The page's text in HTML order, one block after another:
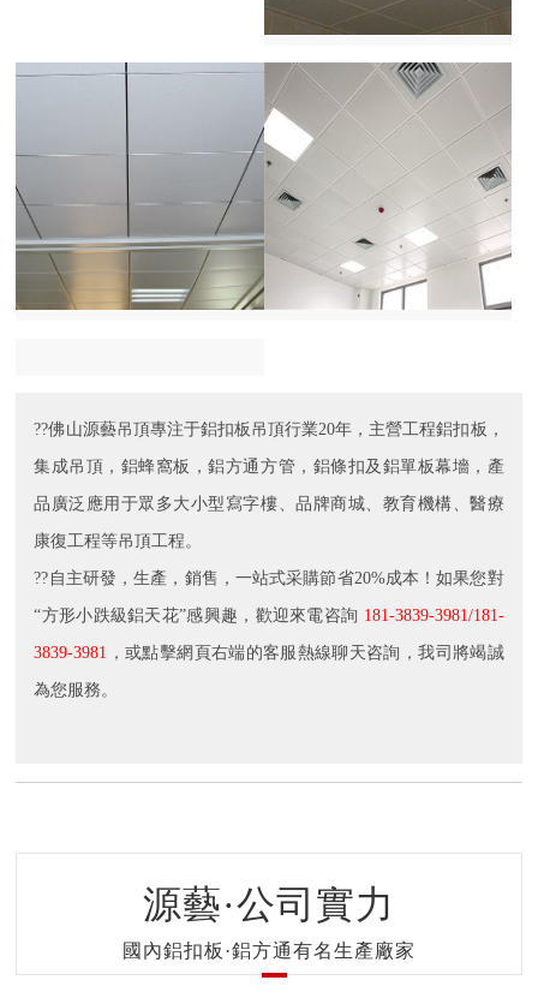
??佛山源藝吊頂專注于鋁扣板吊頂行業20年，主營工程鋁扣板，
集成吊頂，鋁蜂窩板，鋁方通方管，鋁條扣及鋁單板幕墻，產
品廣泛應用于眾多大小型寫字樓、品牌商城、教育機構、醫療
康復工程等吊頂工程。
??自主研發，生產，銷售，一站式采購節省20%成本！如果您對
“方形小跌級鋁天花”感興趣，歡迎來電咨詢 181-3839-3981/181-
3839-3981 ，或點擊網頁右端的客服熱線聊天咨詢，我司將竭誠
為您服務。
源藝·公司實力
國內鋁扣板·鋁方通有名生產廠家